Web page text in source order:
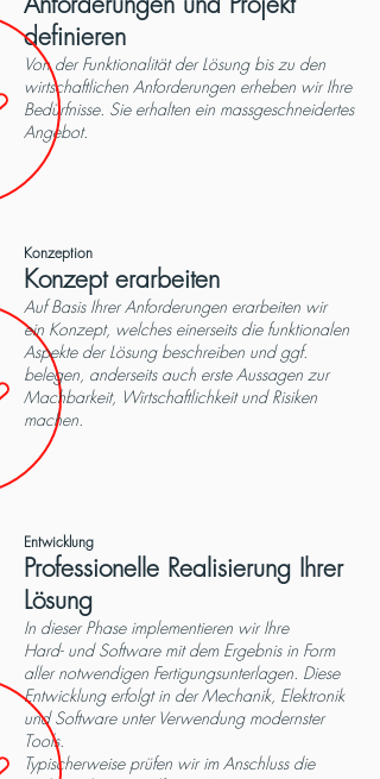
definieren
Von der Funktionalität der Lösung bis zu den
wirtschaftlichen Anforderungen erheben wir Ihre
Bedürfnisse. Sie erhalten ein massgeschneidertes
Angebot.
Konzeption
Konzept erarbeiten
Auf Basis Ihrer Anforderungen erarbeiten wir
ein Konzept, welches einerseits die funktionalen
Aspekte der Lösung beschreiben und ggf.
belegen, anderseits auch erste Aussagen zur
Machbarkeit, Wirtschaftlichkeit und Risiken
machen.
Entwicklung
Professionelle Realisierung Ihrer
Lösung
In dieser Phase implementieren wir Ihre
Hard- und Software mit dem Ergebnis in Form
aller notwendigen Fertigungsunterlagen. Diese
Entwicklung erfolgt in der Mechanik, Elektronik
und Software unter Verwendung modernster
Tools.
Typischerweise prüfen wir im Anschluss die